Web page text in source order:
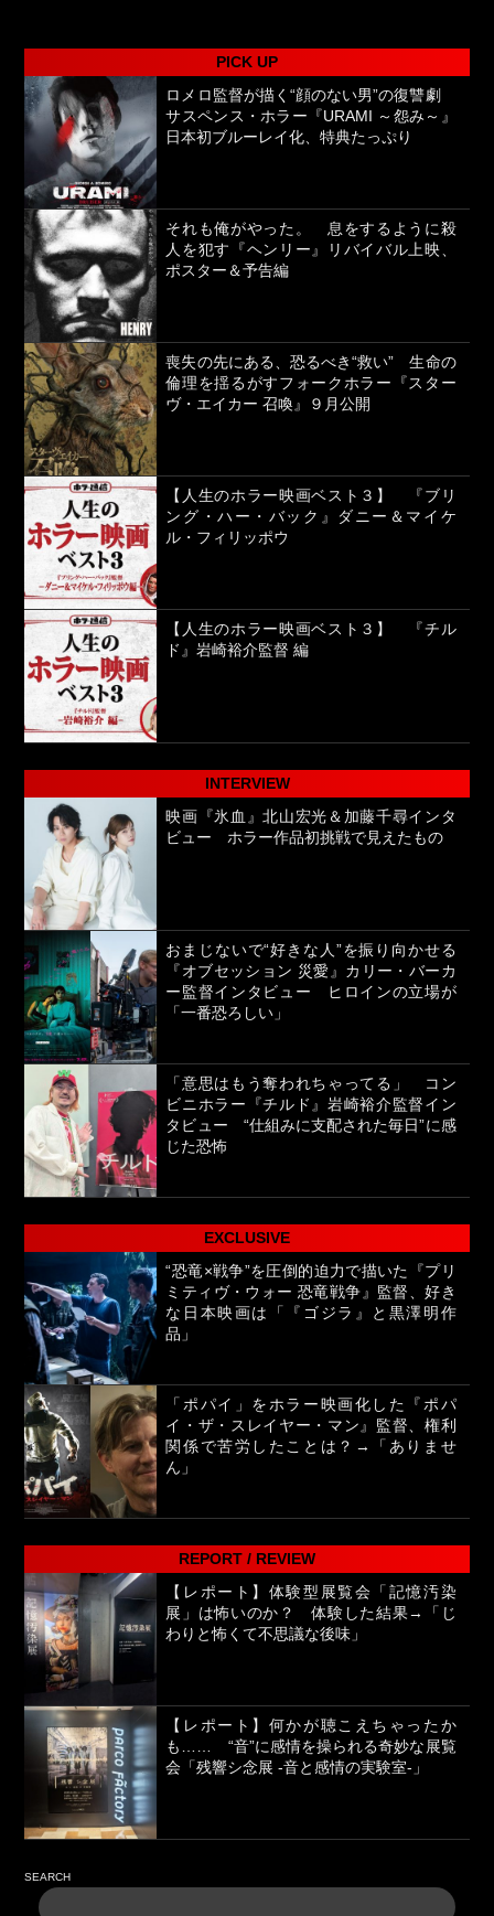
PICK UP
ロメロ監督が描く“顔のない男”の復讐劇
サスペンス・ホラー『URAMI ～怨み～』
日本初ブルーレイ化、特典たっぷり
それも俺がやった。 息をするように殺
人を犯す『ヘンリー』リバイバル上映、
ポスター＆予告編
喪失の先にある、恐るべき“救い” 生命の
倫理を揺るがすフォークホラー『スター
ヴ・エイカー 召喚』９月公開
【人生のホラー映画ベスト３】 『ブリ
ング・ハー・バック』ダニー＆マイケ
ル・フィリッポウ
【人生のホラー映画ベスト３】 『チル
ド』岩崎裕介監督 編
INTERVIEW
映画『氷血』北山宏光＆加藤千尋インタ
ビュー ホラー作品初挑戦で見えたもの
おまじないで“好きな人”を振り向かせる
『オブセッション 災愛』カリー・バーカ
ー監督インタビュー ヒロインの立場が
「一番恐ろしい」
「意思はもう奪われちゃってる」 コン
ビニホラー『チルド』岩崎裕介監督イン
タビュー “仕組みに支配された毎日”に感
じた恐怖
EXCLUSIVE
“恐竜×戦争”を圧倒的迫力で描いた『プリ
ミティヴ・ウォー 恐竜戦争』監督、好き
な日本映画は「『ゴジラ』と黒澤明作
品」
「ポパイ」をホラー映画化した『ポパ
イ・ザ・スレイヤー・マン』監督、権利
関係で苦労したことは？→「ありませ
ん」
REPORT / REVIEW
【レポート】体験型展覧会「記憶汚染
展」は怖いのか？ 体験した結果→「じ
わりと怖くて不思議な後味」
【レポート】何かが聴こえちゃったか
も…… “音”に感情を操られる奇妙な展覧
会「残響シ念展 -⾳と感情の実験室-」
SEARCH